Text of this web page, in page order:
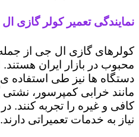
نمایندگی تعمیر کولر گازی
کولرهای گازی ال جی از
محبوب در بازار ایران
دستگاه ها نیز طی استفاده
مانند خرابی کمپرسور،
کافی و غیره را تجربه کنند.
نیاز به خدمات تعمیراتی دارند.